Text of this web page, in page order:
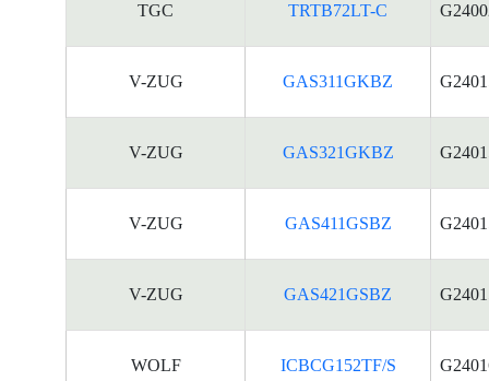
TGC TRTB72LT-C
V-ZUG GAS311GKBZ
V-ZUG GAS321GKBZ
V-ZUG GAS411GSBZ
V-ZUG GAS421GSBZ
WOLF ICBCG152TF/S